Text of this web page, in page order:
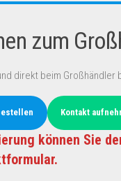
zum
direkt beim
Kontakt
können Sie